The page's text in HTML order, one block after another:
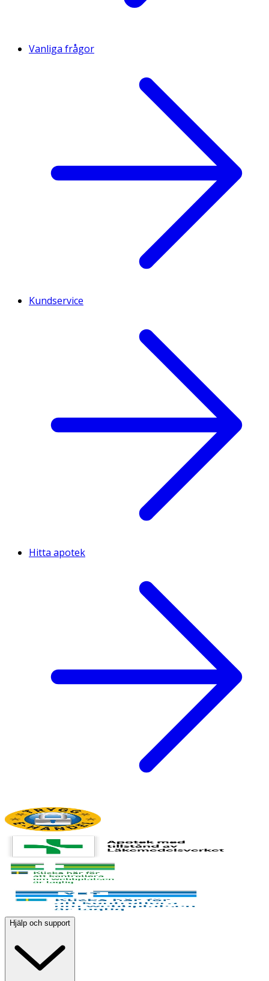
Vanliga frågor
Kundservice
Hitta apotek
Hjälp och support